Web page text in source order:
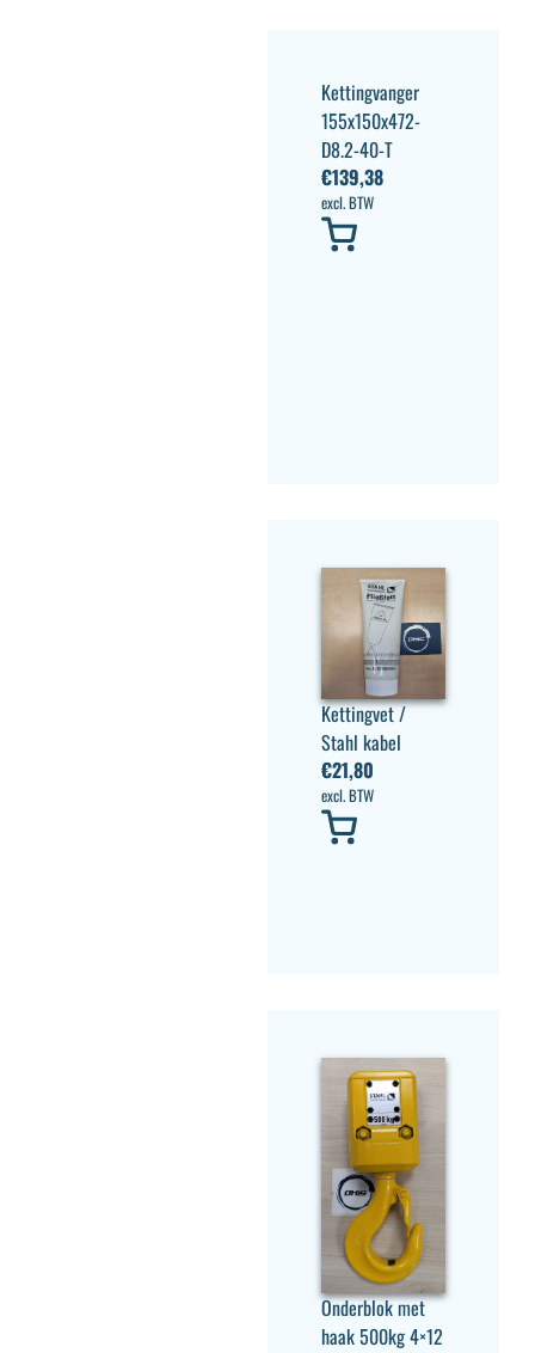
Kettingvanger
155x150x472-
D8.2-40-T
€139,38
excl. BTW
Kettingvet /
Stahl kabel
€21,80
excl. BTW
Onderblok met
haak 500kg 4×12